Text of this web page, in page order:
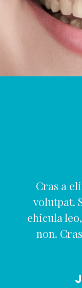
Cras a
volutpat.
ehicula
non.